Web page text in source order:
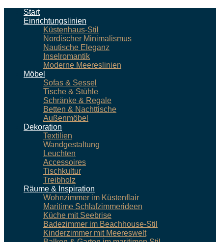
Start
Einrichtungslinien
Küstenhaus-Stil
Nordischer Minimalismus
Nautische Eleganz
Inselromantik
Moderne Meereslinien
Möbel
Sofas & Sessel
Tische & Stühle
Schränke & Regale
Betten & Nachttische
Außenmöbel
Dekoration
Textilien
Wandgestaltung
Leuchten
Accessoires
Tischkultur
Treibholz
Räume & Inspiration
Wohnzimmer im Küstenflair
Maritime Schlafzimmerideen
Küche mit Seebrise
Badezimmer im Beachhouse-Stil
Kinderzimmer mit Meereswelt